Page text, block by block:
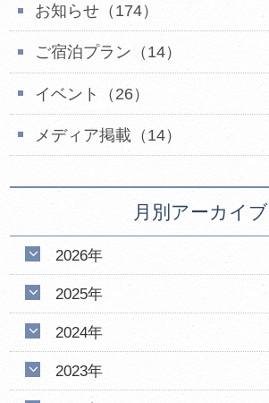
お知らせ（174）
ご宿泊プラン（14）
イベント（26）
メディア掲載（14）
月別アーカイブ
2026年
2025年
2024年
2023年